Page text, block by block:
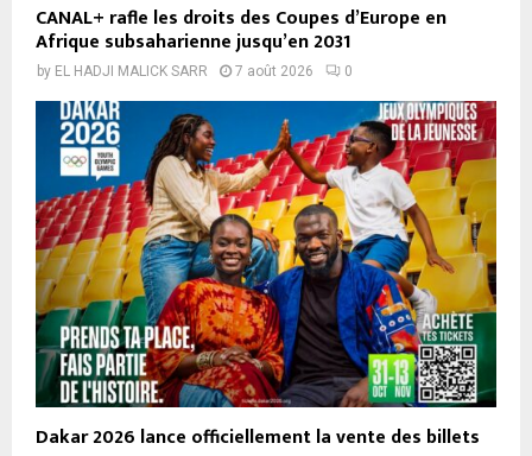
CANAL+ rafle les droits des Coupes d’Europe en
Afrique subsaharienne jusqu’en 2031
by EL HADJI MALICK SARR 7 août 2026 0
Dakar 2026 lance officiellement la vente des billets